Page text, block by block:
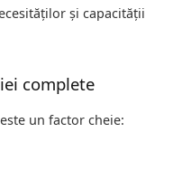
și capacității
complete
un factor cheie: